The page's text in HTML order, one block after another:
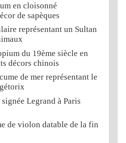
en cloisonné
de sapèques
représentant un Sultan
du 19ème siècle en
décors chinois
de mer représentant le
Legrand à Paris
de violon datable de la fin